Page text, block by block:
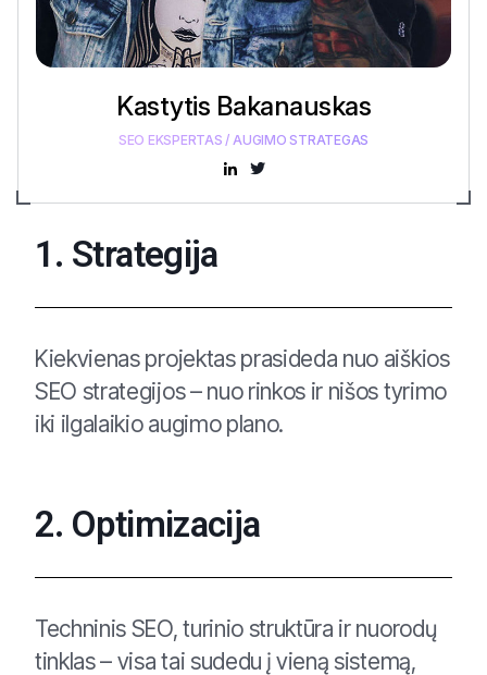
Kastytis Bakanauskas
SEO EKSPERTAS / AUGIMO STRATEGAS
1. Strategija
Kiekvienas projektas prasideda nuo aiškios
SEO strategijos – nuo rinkos ir nišos tyrimo
iki ilgalaikio augimo plano.
2. Optimizacija
Techninis SEO, turinio struktūra ir nuorodų
tinklas – visa tai sudedu į vieną sistemą,